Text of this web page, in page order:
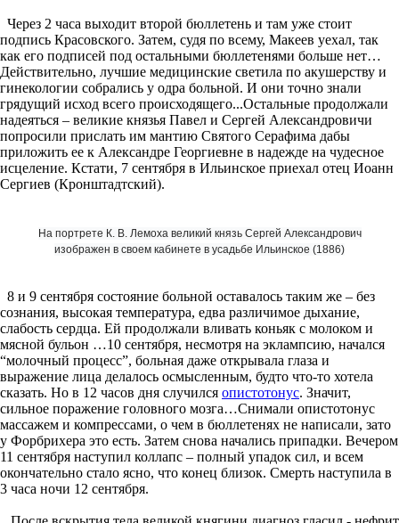
Через 2 часа выходит второй бюллетень и там уже стоит
подпись Красовского. Затем, судя по всему, Макеев уехал, так
как его подписей под остальными бюллетенями больше нет…
Действительно, лучшие медицинские светила по акушерству и
гинекологии собрались у одра больной. И они точно знали
грядущий исход всего происходящего...Остальные продолжали
надеяться – великие князья Павел и Сергей Александровичи
попросили прислать им мантию Святого Серафима дабы
приложить ее к Александре Георгиевне в надежде на чудесное
исцеление. Кстати, 7 сентября в Ильинское приехал отец Иоанн
Сергиев (Кронштадтский).
На портрете К. В. Лемоха великий князь Сергей Александрович
изображен в своем кабинете в усадьбе Ильинское (1886)
8 и 9 сентября состояние больной оставалось таким же – без
сознания, высокая температура, едва различимое дыхание,
слабость сердца. Ей продолжали вливать коньяк с молоком и
мясной бульон …10 сентября, несмотря на эклампсию, начался
“молочный процесс”, больная даже открывала глаза и
выражение лица делалось осмысленным, будто что-то хотела
сказать. Но в 12 часов дня случился опистотонус. Значит,
сильное поражение головного мозга…Снимали опистотонус
массажем и компрессами, о чем в бюллетенях не написали, зато
у Форбрихера это есть. Затем снова начались припадки. Вечером
11 сентября наступил коллапс – полный упадок сил, и всем
окончательно стало ясно, что конец близок. Смерть наступила в
3 часа ночи 12 сентября.